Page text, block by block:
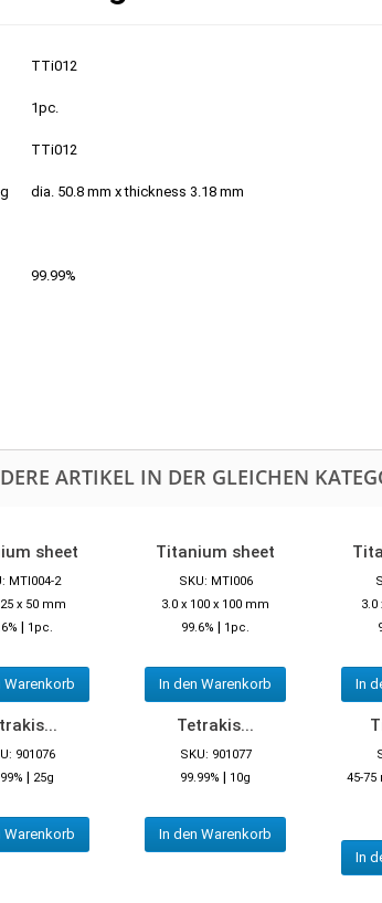
TTi012
1pc.
TTi012
dia. 50.8 mm x thickness 3.18 mm
99.99%
ARTIKEL IN DER GLEICHEN
sheet
MTI004-2
x 50 mm
| 1pc.
Warenkorb
Titanium sheet
SKU: MTI006
3.0 x 100 x 100 mm
99.6% | 1pc.
In den Warenkorb
3.0
In
901076
| 25g
Warenkorb
Tetrakis...
SKU: 901077
99.99% | 10g
In den Warenkorb
45-
In